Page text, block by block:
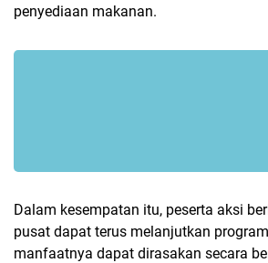
penyediaan makanan.
Dalam kesempatan itu, peserta aksi
pusat dapat terus melanjutkan
manfaatnya dapat dirasakan secara